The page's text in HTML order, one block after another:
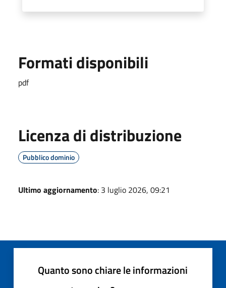
Formati disponibili
pdf
Licenza di distribuzione
Pubblico dominio
Ultimo aggiornamento: 3 luglio 2026, 09:21
Quanto sono chiare le informazioni